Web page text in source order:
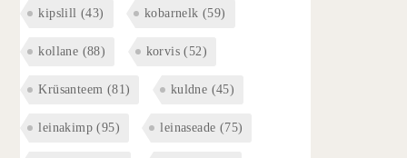
kipslill (43) kobarnelk (59)
kollane (88) korvis (52)
Krüsanteem (81) kuldne (45)
leinakimp (95) leinaseade (75)